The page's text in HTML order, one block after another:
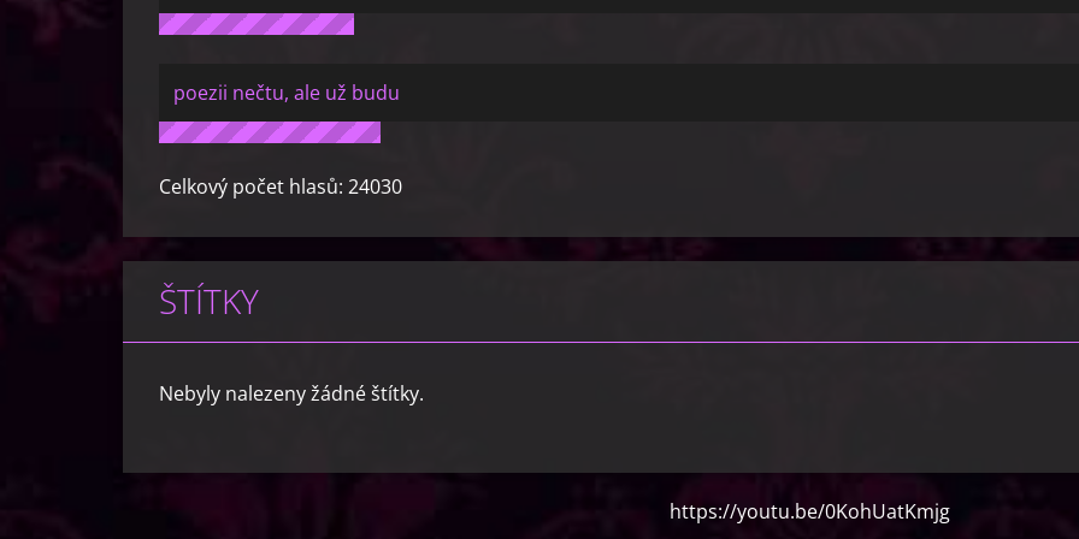
poezii nečtu, ale už budu
Celkový počet hlasů: 24030
ŠTÍTKY
Nebyly nalezeny žádné štítky.
https://youtu.be/0KohUatKmjg